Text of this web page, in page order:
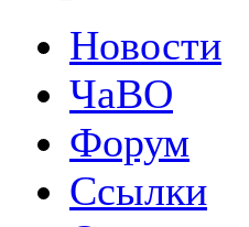
Новости
ЧаВО
Форум
Ссылки